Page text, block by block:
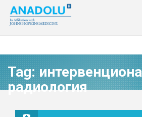
Tag:
радиология